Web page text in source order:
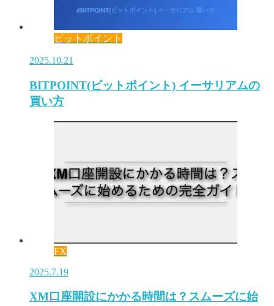
ビットポイント
2025.10.21
BITPOINT(ビットポイント) イーサリアムの
買い方
FX
2025.7.19
XM口座開設にかかる時間は？スムーズに始